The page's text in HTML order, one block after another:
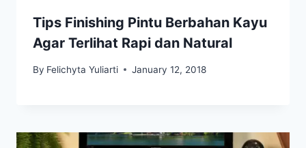
Tips Finishing Pintu Berbahan Kayu
Agar Terlihat Rapi dan Natural
By Felichyta Yuliarti January 12, 2018